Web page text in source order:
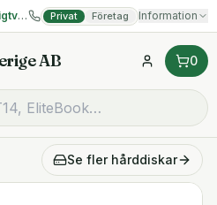
begagnad IT! Privat Företag Information
AB 0
Se fler hårddiskar